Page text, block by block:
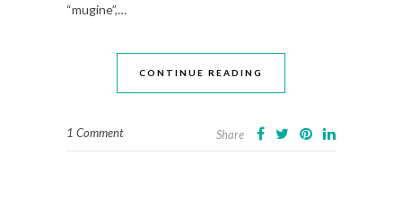
“mugine”,…
CONTINUE READING
1 Comment Share